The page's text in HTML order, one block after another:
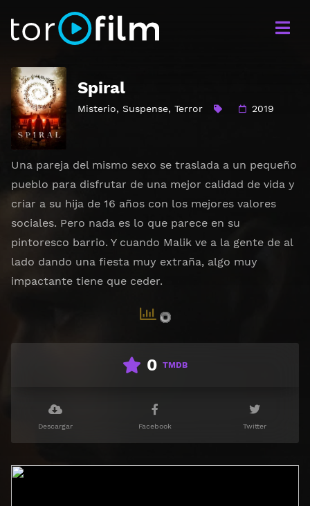
Spiral
Misterio, Suspense, Terror 2019
Una pareja del mismo sexo se traslada a un pequeño
pueblo para disfrutar de una mejor calidad de vida y
criar a su hija de 16 años con los mejores valores
sociales. Pero nada es lo que parece en su
pintoresco barrio. Y cuando Malik ve a la gente de al
lado dando una fiesta muy extraña, algo muy
impactante tiene que ceder.
0 TMDB
Descargar Facebook Twitter